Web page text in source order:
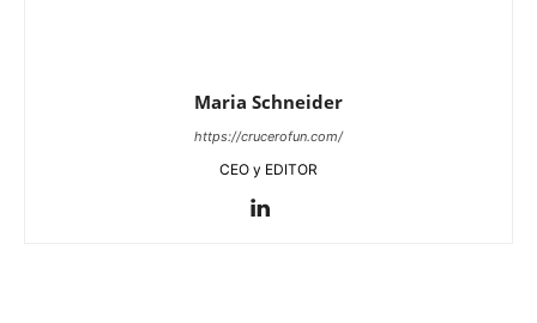
Maria Schneider
https://crucerofun.com/
CEO y EDITOR